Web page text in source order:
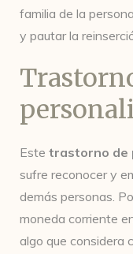
familia de la
y pautar la
Este trastorno de
sufre reconocer y
demás personas.
moneda corriente
algo que considera